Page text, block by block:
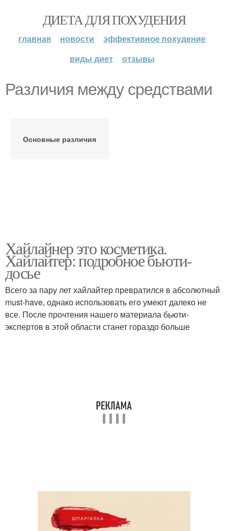
ДИЕТА ДЛЯ ПОХУДЕНИЯ
главная новости
эффективное похудение
виды диет
отзывы
Различия между средствами
Основные различия
Хайлайнер это косметика.
Хайлайтер: подробное бьюти-
досье
Всего за пару лет хайлайтер превратился в абсолютный
must-have, однако использовать его умеют далеко не
все. После прочтения нашего материала бьюти-
экспертов в этой области станет гораздо больше